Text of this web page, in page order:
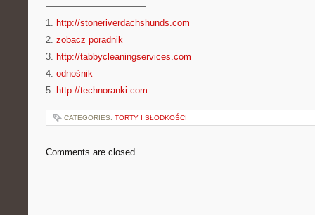
———————————
1. http://stoneriverdachshunds.com
2. zobacz poradnik
3. http://tabbycleaningservices.com
4. odnośnik
5. http://technoranki.com
CATEGORIES: TORTY I SŁODKOŚCI
Comments are closed.